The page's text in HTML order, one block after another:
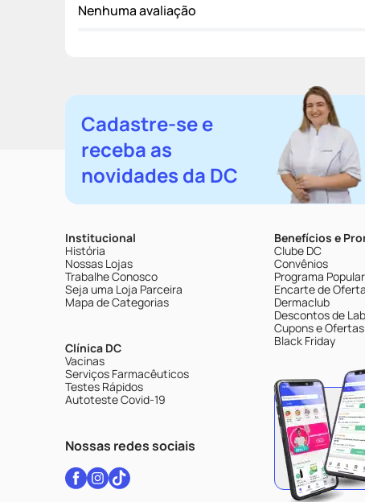
Nenhuma avaliação
Cadastre-se e
receba as
novidades da DC
Institucional
História
Nossas Lojas
Trabalhe Conosco
Seja uma Loja Parceira
Mapa de Categorias
Clínica DC
Vacinas
Serviços Farmacêuticos
Testes Rápidos
Autoteste Covid-19
Nossas redes sociais
Benefícios e
Clube DC
Convênios
Programa
Encarte de
Dermaclub
Descontos de
Cupons e Ofertas
Black Friday